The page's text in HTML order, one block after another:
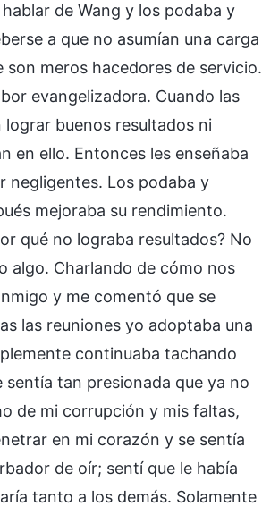
de Wang y los podaba y
a que no asumían una carga
meros hacedores de servicio.
evangelizadora. Cuando las
buenos resultados ni
en ello. Entonces les enseñaba
negligentes. Los podaba y
mejoraba su rendimiento.
qué no lograba resultados? No
algo. Charlando de cómo nos
y me comentó que se
las reuniones yo adoptaba una
continuaba tachando
sentía tan presionada que ya no
de mi corrupción y mis faltas,
en mi corazón y se sentía
de oír; sentí que le había
tanto a los demás. Solamente